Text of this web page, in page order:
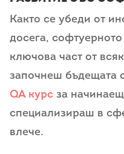
Както се убеди от
досега,
ключова част от
започнеш бъдещата
QA курс за
специализираш в
влече.